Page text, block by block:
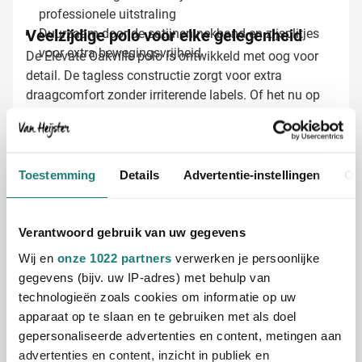
Toestemming Details Advertentie-instellingen
Verantwoord gebruik van uw gegevens
Wij en onze 1022 partners verwerken je persoonlijke
gegevens (bijv. uw IP-adres) met behulp van
technologieën zoals cookies om informatie op uw
apparaat op te slaan en te gebruiken met als doel
gepersonaliseerde advertenties en content, metingen aan
advertenties en content, inzicht in publiek en
professionele uitstraling
Duurzaam door de satijnen nekband en zijsplitjes
voor extra bewegingsvrijheid
Veelzijdige polo voor elke gelegenheid
De Elevate Oakville polo is ontwikkeld met oog voor
detail. De tagless constructie zorgt voor extra
draagcomfort zonder irriterende labels. Of het nu op
uniforme teamkleding - deze longsleeve polo zorgt
uitzien, terwijl je bedrijfslogo perfect tot zijn recht
Polo's laten bedrukken met jouw logo
Bij Van Heijster Relatiegeschenken maken we van
verschillende opties voor het bedrukken van je polo:
Met je bedrijfslogo in één of meerdere kleuren
Full color bedrukking voor maximale impact
Met een tekst of slogan voor extra herkenbaarheid
Gratis digitaal voorbeeld van je bedrukte
polo